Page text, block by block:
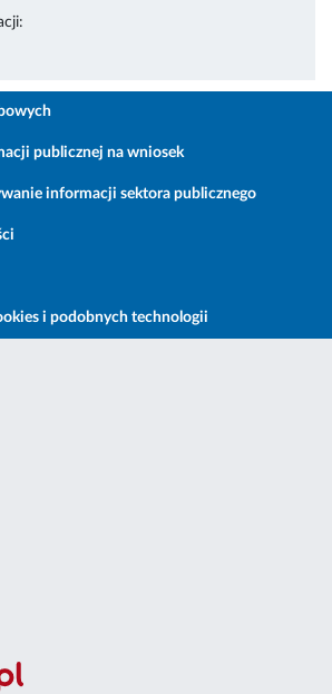
publicznej na wniosek
informacji sektora publicznego
i podobnych technologii